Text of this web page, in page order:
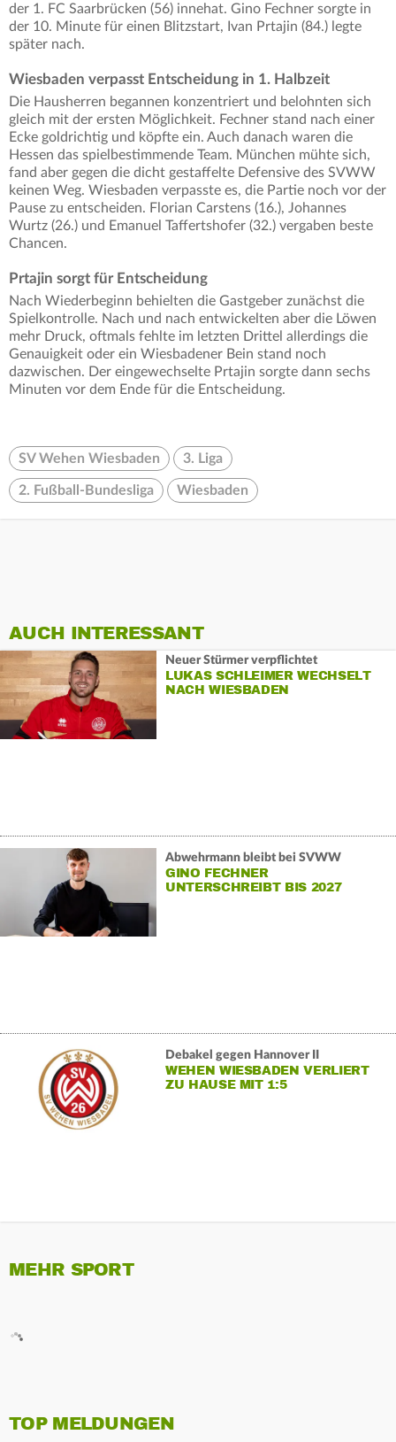
der 1. FC Saarbrücken (56) innehat. Gino Fechner sorgte in
der 10. Minute für einen Blitzstart, Ivan Prtajin (84.) legte
später nach.
Wiesbaden verpasst Entscheidung in 1. Halbzeit
Die Hausherren begannen konzentriert und belohnten sich
gleich mit der ersten Möglichkeit. Fechner stand nach einer
Ecke goldrichtig und köpfte ein. Auch danach waren die
Hessen das spielbestimmende Team. München mühte sich,
fand aber gegen die dicht gestaffelte Defensive des SVWW
keinen Weg. Wiesbaden verpasste es, die Partie noch vor der
Pause zu entscheiden. Florian Carstens (16.), Johannes
Wurtz (26.) und Emanuel Taffertshofer (32.) vergaben beste
Chancen.
Prtajin sorgt für Entscheidung
Nach Wiederbeginn behielten die Gastgeber zunächst die
Spielkontrolle. Nach und nach entwickelten aber die Löwen
mehr Druck, oftmals fehlte im letzten Drittel allerdings die
Genauigkeit oder ein Wiesbadener Bein stand noch
dazwischen. Der eingewechselte Prtajin sorgte dann sechs
Minuten vor dem Ende für die Entscheidung.
SV Wehen Wiesbaden 3. Liga
2. Fußball-Bundesliga Wiesbaden
AUCH INTERESSANT
Neuer Stürmer verpflichtet
LUKAS SCHLEIMER WECHSELT
NACH WIESBADEN
Abwehrmann bleibt bei SVWW
GINO FECHNER
UNTERSCHREIBT BIS 2027
Debakel gegen Hannover II
WEHEN WIESBADEN VERLIERT
ZU HAUSE MIT 1:5
MEHR SPORT
TOP MELDUNGEN